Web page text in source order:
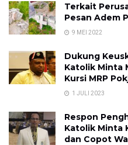
Terkait
Pesan Adem
9 MEI 2022
Dukung
Katolik Minta
Kursi MRP
1 JULI 2023
Respon
Katolik Minta
dan Copot